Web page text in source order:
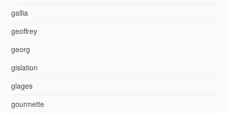
gallia
geoffrey
georg
gislation
glages
gourmette